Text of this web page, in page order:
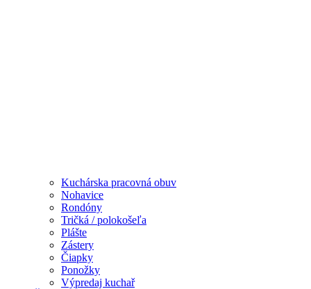
Kuchárska pracovná obuv
Nohavice
Rondóny
Tričká / polokošeľa
Plášte
Zástery
Čiapky
Ponožky
Výpredaj kuchař